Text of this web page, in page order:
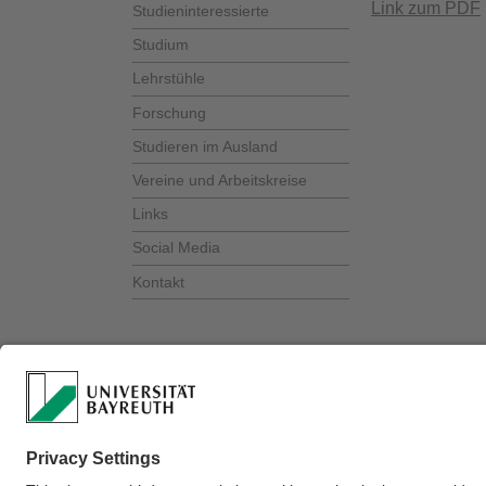
Studieninteressierte
Studium
Lehrstühle
Forschung
Studieren im Ausland
Vereine und Arbeitskreise
Links
Social Media
Kontakt
Link zum PDF